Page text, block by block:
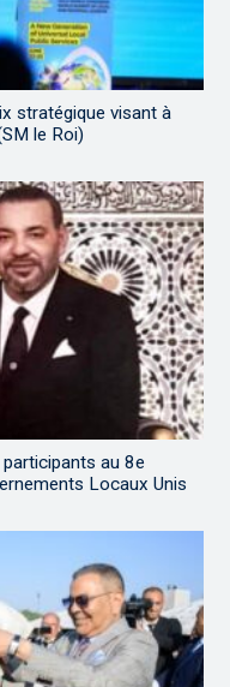
stratégique visant à
le Roi)
au 8e
Locaux Unis